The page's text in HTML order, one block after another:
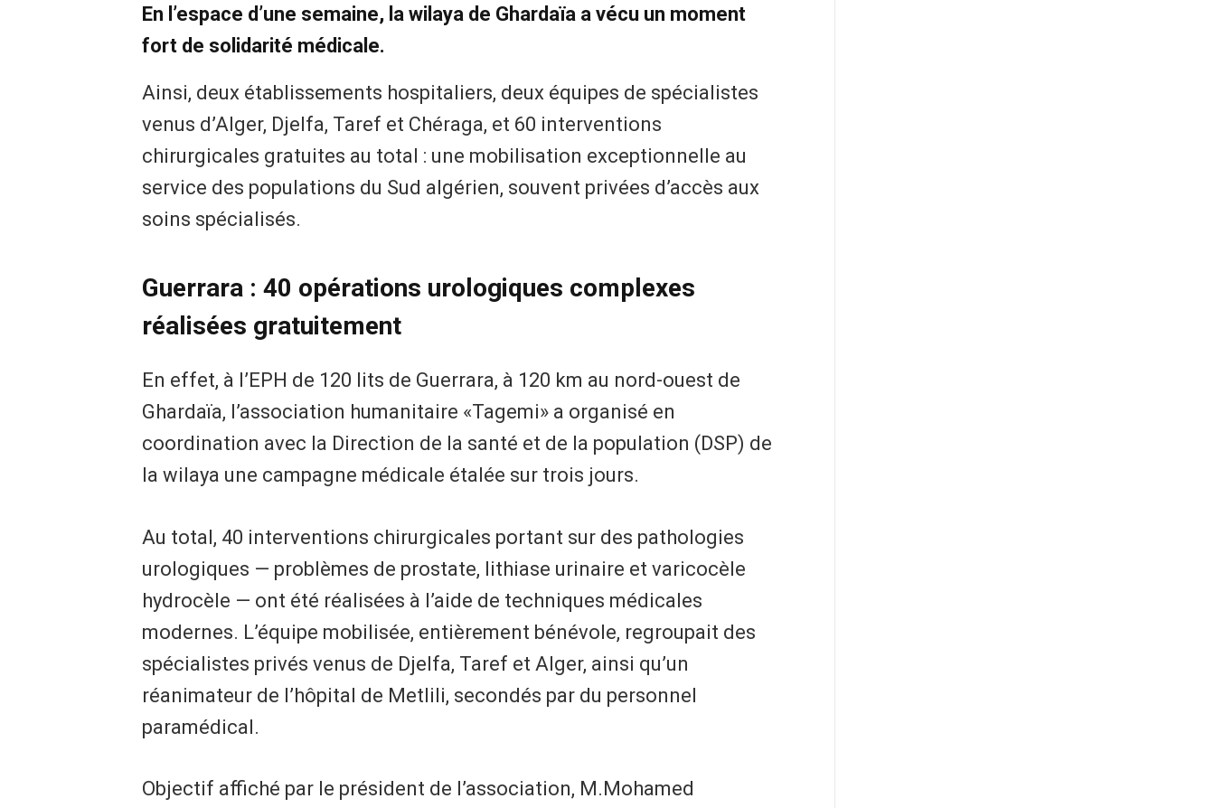
En l’espace d’une semaine, la wilaya de Ghardaïa a vécu un moment
fort de solidarité médicale.
Ainsi, deux établissements hospitaliers, deux équipes de spécialistes
venus d’Alger, Djelfa, Taref et Chéraga, et 60 interventions
chirurgicales gratuites au total : une mobilisation exceptionnelle au
service des populations du Sud algérien, souvent privées d’accès aux
soins spécialisés.
Guerrara : 40 opérations urologiques complexes
réalisées gratuitement
En effet, à l’EPH de 120 lits de Guerrara, à 120 km au nord-ouest de
Ghardaïa, l’association humanitaire «Tagemi» a organisé en
coordination avec la Direction de la santé et de la population (DSP) de
la wilaya une campagne médicale étalée sur trois jours.
Au total, 40 interventions chirurgicales portant sur des pathologies
urologiques — problèmes de prostate, lithiase urinaire et varicocèle
hydrocèle — ont été réalisées à l’aide de techniques médicales
modernes. L’équipe mobilisée, entièrement bénévole, regroupait des
spécialistes privés venus de Djelfa, Taref et Alger, ainsi qu’un
réanimateur de l’hôpital de Metlili, secondés par du personnel
paramédical.
Objectif affiché par le président de l’association, M.Mohamed